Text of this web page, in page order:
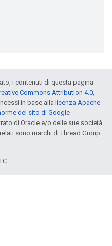
i contenuti di questa pagina
Commons Attribution 4.0,
in base alla licenza Apache
del sito di Google
di Oracle e/o delle sue società
sono marchi di Thread Group